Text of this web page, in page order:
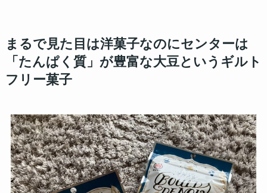
まるで見た目は洋菓子なのにセンターは
「たんぱく質」が豊富な大豆というギルト
フリー菓子